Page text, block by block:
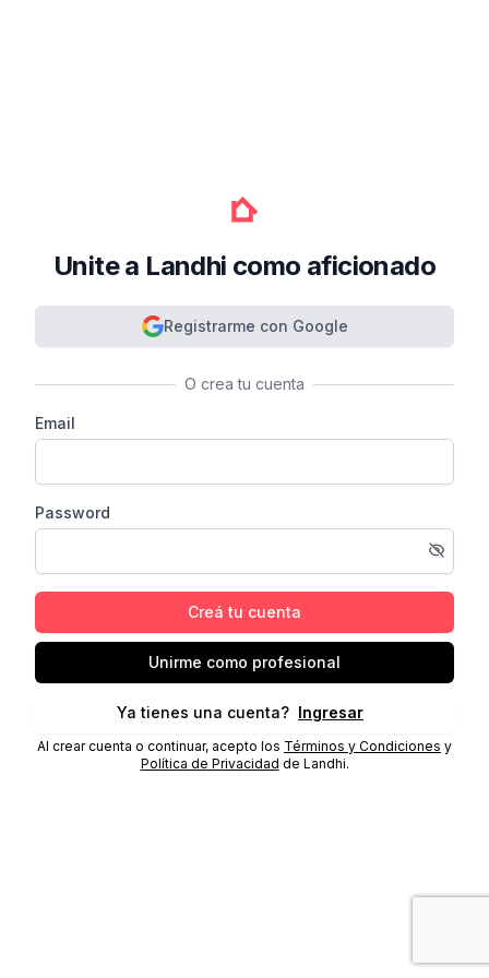
Unite a Landhi como aficionado
Registrarme con Google
O crea tu cuenta
Email
Password
Creá tu cuenta
Unirme como profesional
Ya tienes una cuenta? Ingresar
Al crear cuenta o continuar, acepto los Términos y Condiciones y
Política de Privacidad de Landhi.